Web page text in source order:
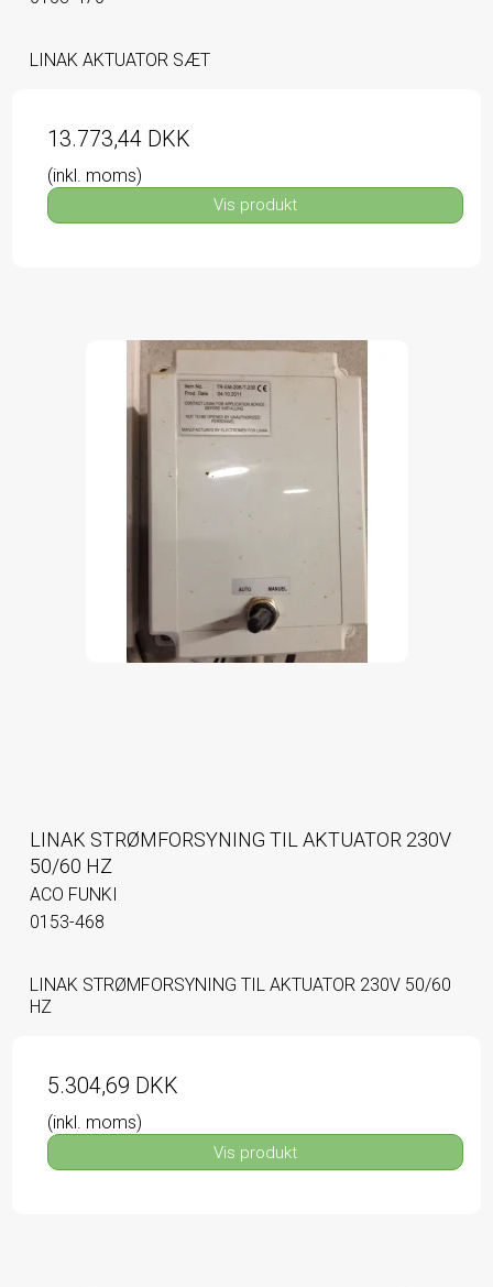
LINAK AKTUATOR SÆT
13.773,44 DKK
(inkl. moms)
Vis produkt
LINAK STRØMFORSYNING TIL AKTUATOR 230V
50/60 HZ
ACO FUNKI
0153-468
LINAK STRØMFORSYNING TIL AKTUATOR 230V 50/60
HZ
5.304,69 DKK
(inkl. moms)
Vis produkt